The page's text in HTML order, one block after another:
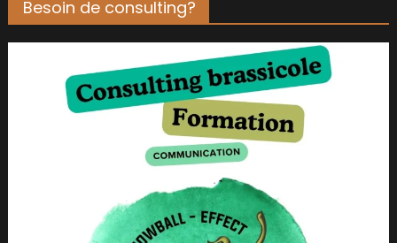
Besoin de consulting?